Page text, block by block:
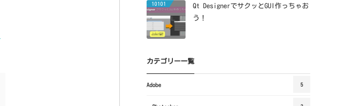
10101
Qt DesignerでサクッとGUI作っちゃお
う！
カテゴリー一覧
Adobe 5